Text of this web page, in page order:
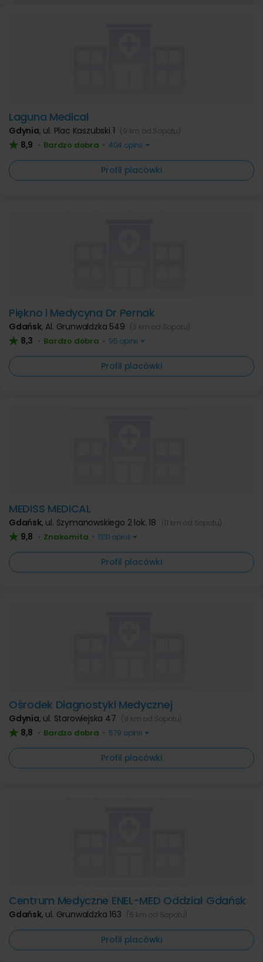
Laguna Medical
Gdynia, ul. Plac Kaszubski 1 (9 km od Sopotu)
8,9 • Bardzo dobra • 404 opinii
Profil placówki
Piękno i Medycyna Dr Pernak
Gdańsk, Al. Grunwaldzka 549 (2 km od Sopotu)
8,3 • Bardzo dobra • 95 opinii
Profil placówki
MEDISS MEDICAL
Gdańsk, ul. Szymanowskiego 2 lok. 18 (11 km od Sopotu)
9,8 • Znakomita • 1331 opinii
Profil placówki
Ośrodek Diagnostyki Medycznej
Gdynia, ul. Starowiejska 47 (9 km od Sopotu)
8,8 • Bardzo dobra • 579 opinii
Profil placówki
Centrum Medyczne ENEL-MED Oddział Gdańsk
Gdańsk, ul. Grunwaldzka 163 (6 km od Sopotu)
Profil placówki